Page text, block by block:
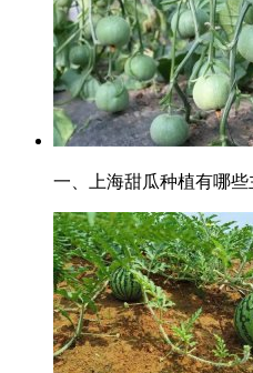
一、上海甜瓜种植有哪